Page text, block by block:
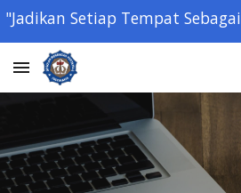
Skip to main content